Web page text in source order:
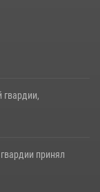
принял